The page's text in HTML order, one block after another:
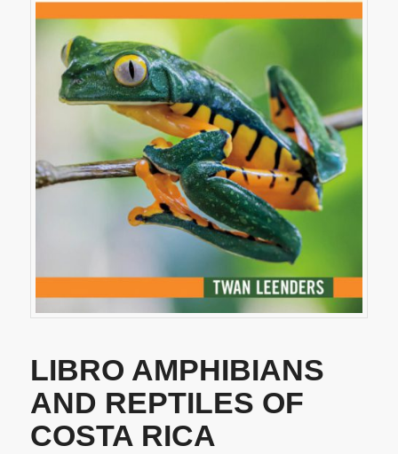
LIBRO AMPHIBIANS
AND REPTILES OF
COSTA RICA